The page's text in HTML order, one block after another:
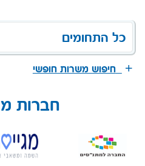
כל התחומים
חיפוש משרות חופשי
חברות